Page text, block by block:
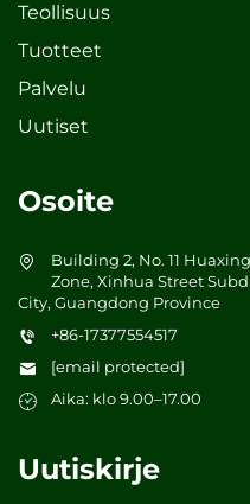
Teollisuus
Tuotteet
Palvelu
Uutiset
Osoite
Building 2, No. 11
Zone, Xinhua Street
City, Guangdong Province
+86-17377554517
[email protected]
Aika: klo 9.00–17.00
Uutiskirje